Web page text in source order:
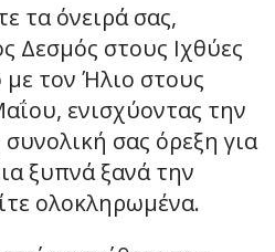
τα όνειρά σας,
Δεσμός στους Ιχθύες
με τον Ήλιο στους
ενισχύοντας την
σας όρεξη για
ξυπνά ξανά την
ολοκληρωμένα.